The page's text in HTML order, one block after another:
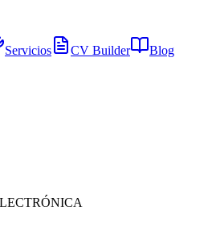
Servicios CV Builder Blog